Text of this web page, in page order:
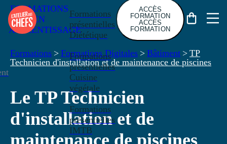
FORMATIONS
EN
APPRENTISSAGE
Formations
présentielles
Diététique
Formations
présentielles
Cuisine
végétale
Formations
présentielles
IMTB
ACCÈS
FORMATION
ACCÈS
FORMATION
Formations > Formations Digitales > Bâtiment > TP
Technicien d'installation et de maintenance de piscines
Le TP Technicien
d'installation et de